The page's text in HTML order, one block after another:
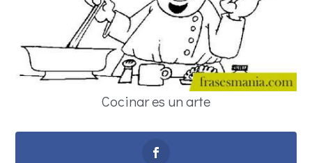
Cocinar es un arte